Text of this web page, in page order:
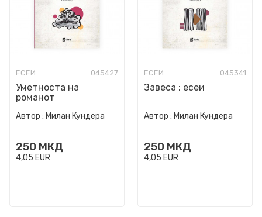
ЕСЕИ 045427
Уметноста на
романот
Автор : Милан Кундера
250 МКД
4,05 EUR
ЕСЕИ 045341
Завеса : есеи
Автор : Милан Кундера
250 МКД
4,05 EUR